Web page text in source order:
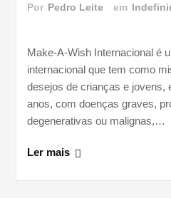
Por Pedro Leite em
Make-A-Wish Internacional é
internacional que tem como
desejos de crianças e jovens,
anos, com doenças graves,
degenerativas ou malignas,…
Ler mais